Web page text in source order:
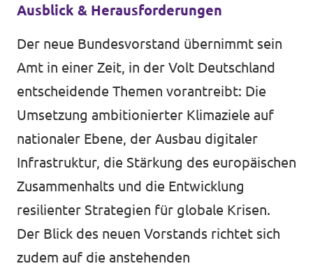
Ausblick & Herausforderungen
Der neue Bundesvorstand übernimmt sein
Amt in einer Zeit, in der Volt Deutschland
entscheidende Themen vorantreibt: Die
Umsetzung ambitionierter Klimaziele auf
nationaler Ebene, der Ausbau digitaler
Infrastruktur, die Stärkung des europäischen
Zusammenhalts und die Entwicklung
resilienter Strategien für globale Krisen.
Der Blick des neuen Vorstands richtet sich
zudem auf die anstehenden